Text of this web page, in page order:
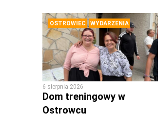
OSTROWIEC WYDARZENIA
6 sierpnia 2026
Dom treningowy w
Ostrowcu